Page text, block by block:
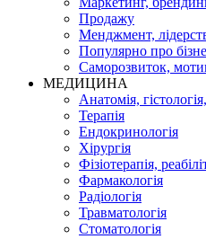
Продажу
Менджмент,
Популярно про
Саморозвиток,
МЕДИЦИНА
Анатомія,
Терапія
Ендокринологія
Хірургія
Фізіотерапія,
Фармакологія
Радіологія
Травматологія
Стоматологія